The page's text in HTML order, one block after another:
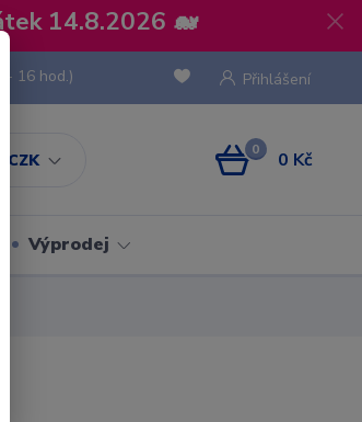
14.8.2026 🐋
CZK
Přihlášení
- 16 hod.)
0 0 Kč
Výprodej